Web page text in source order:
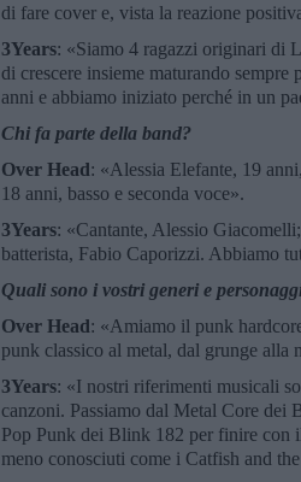
di fare cover e, vista la reazione
3Years: «Siamo 4 ragazzi originari di
di crescere insieme maturando
anni e abbiamo iniziato perché in un
Chi fa parte della band?
Over Head: «Alessia Elefante, 19
18 anni, basso e seconda voce».
3Years: «Cantante, Alessio
batterista, Fabio Caporizzi. Abbiamo
Quali sono i vostri generi e
Over Head: «Amiamo il punk
punk classico al metal, dal grunge alla
3Years: «I nostri riferimenti musicali
canzoni. Passiamo dal Metal Core
Pop Punk dei Blink 182 per finire
meno conosciuti come i Catfish and